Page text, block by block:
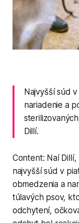
Najvyšší súd
nariadenie a
Dillí.
Content: Naí
najvyšší súd v
obmedzenia a
túlavých psov,
odchytení,